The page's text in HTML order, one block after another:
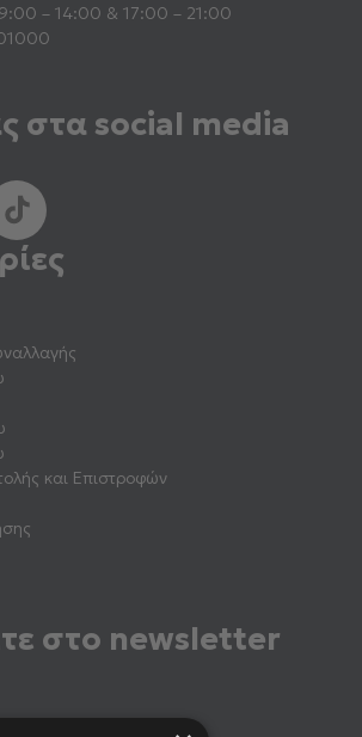
– 14:00 & 17:00 – 21:00
στα social media
και Επιστροφών
στο newsletter